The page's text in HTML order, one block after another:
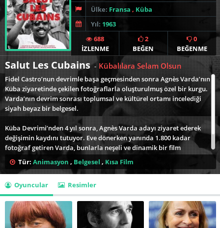
Ülke: Fransa , Küba
Yıl: 1963
688
İZLENME
2
BEĞEN
0
BEĞENME
Salut Les Cubains - Kübalılara Selam Olsun
Fidel Castro’nun devrimle başa geçmesinden sonra Agnès Varda’nın
Küba ziyaretinde çekilen fotoğraflarla oluşturulmuş özel bir kurgu.
Varda’nın devrim sonrası toplumsal ve kültürel ortamı incelediği
siyah beyaz bir belgesel.
Küba Devrimi’nden 4 yıl sonra, Agnès Varda adayı ziyaret ederek
değişimin kaydını tutuyor. Eve dönerken yanında 1.800 kadar
fotoğraf getiren Varda, bunlarla neşeli ve dinamik bir film
kurgularken, fotoğraf ve sinema arasındaki sınırda dolanıyor, bir
yandan da devrimin etkisine bizi tanık ediyor.
Tür: Animasyon , Belgesel , Kısa Film
Oyuncular Resimler